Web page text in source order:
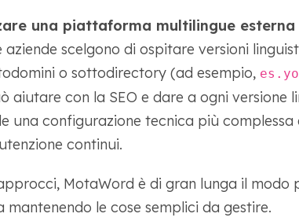
una piattaforma multilingue
aziende scelgono di ospitare versioni
o sottodirectory (ad esempio,
aiutare con la SEO e dare a ogni versione
una configurazione tecnica più
continui.
MotaWord è di gran lunga il modo
le cose semplici da gestire.